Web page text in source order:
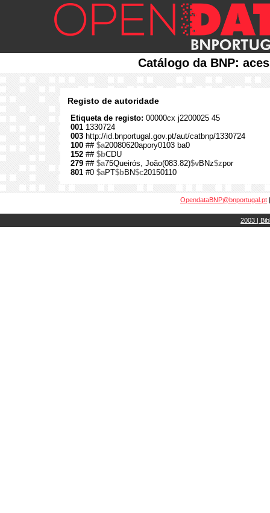
Catálogo da BNP:
Registo de autoridade
Etiqueta de registo: 00000cx j2200025 45
001 1330724
003 http://id.bnportugal.gov.pt/aut/catbnp/1330724
100 ## $a20080620apory0103 ba0
152 ## $bCDU
279 ## $a75Queirós, João(083.82)$vBNz$zpor
801 #0 $aPT$bBN$c20150110
OpendataBNP@bnportugal.pt
2003 |